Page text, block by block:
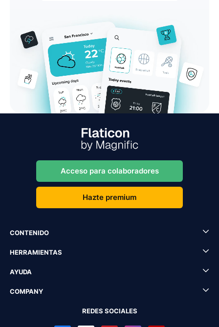
Acceso para colaboradores
Hazte premium
CONTENIDO
HERRAMIENTAS
AYUDA
COMPANY
REDES SOCIALES